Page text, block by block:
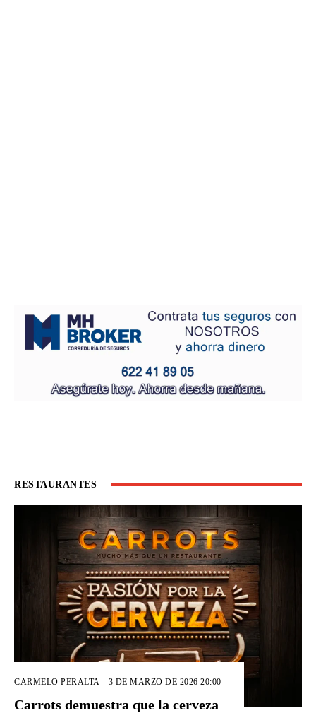
RESTAURANTES
CARMELO PERALTA - 3 DE MARZO DE 2026 20:00
Carrots demuestra que la cerveza